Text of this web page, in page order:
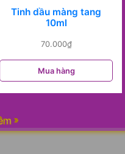
Tinh dầu màng tang
10ml
70.000₫
Mua hàng